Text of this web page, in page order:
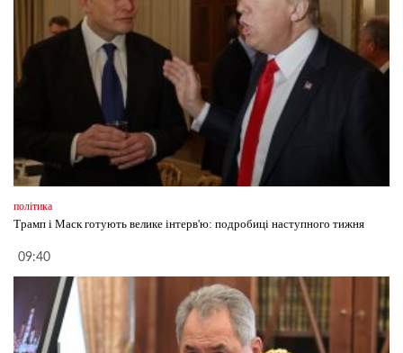
політика
Трамп і Маск готують велике інтерв'ю: подробиці наступного тижня
09:40